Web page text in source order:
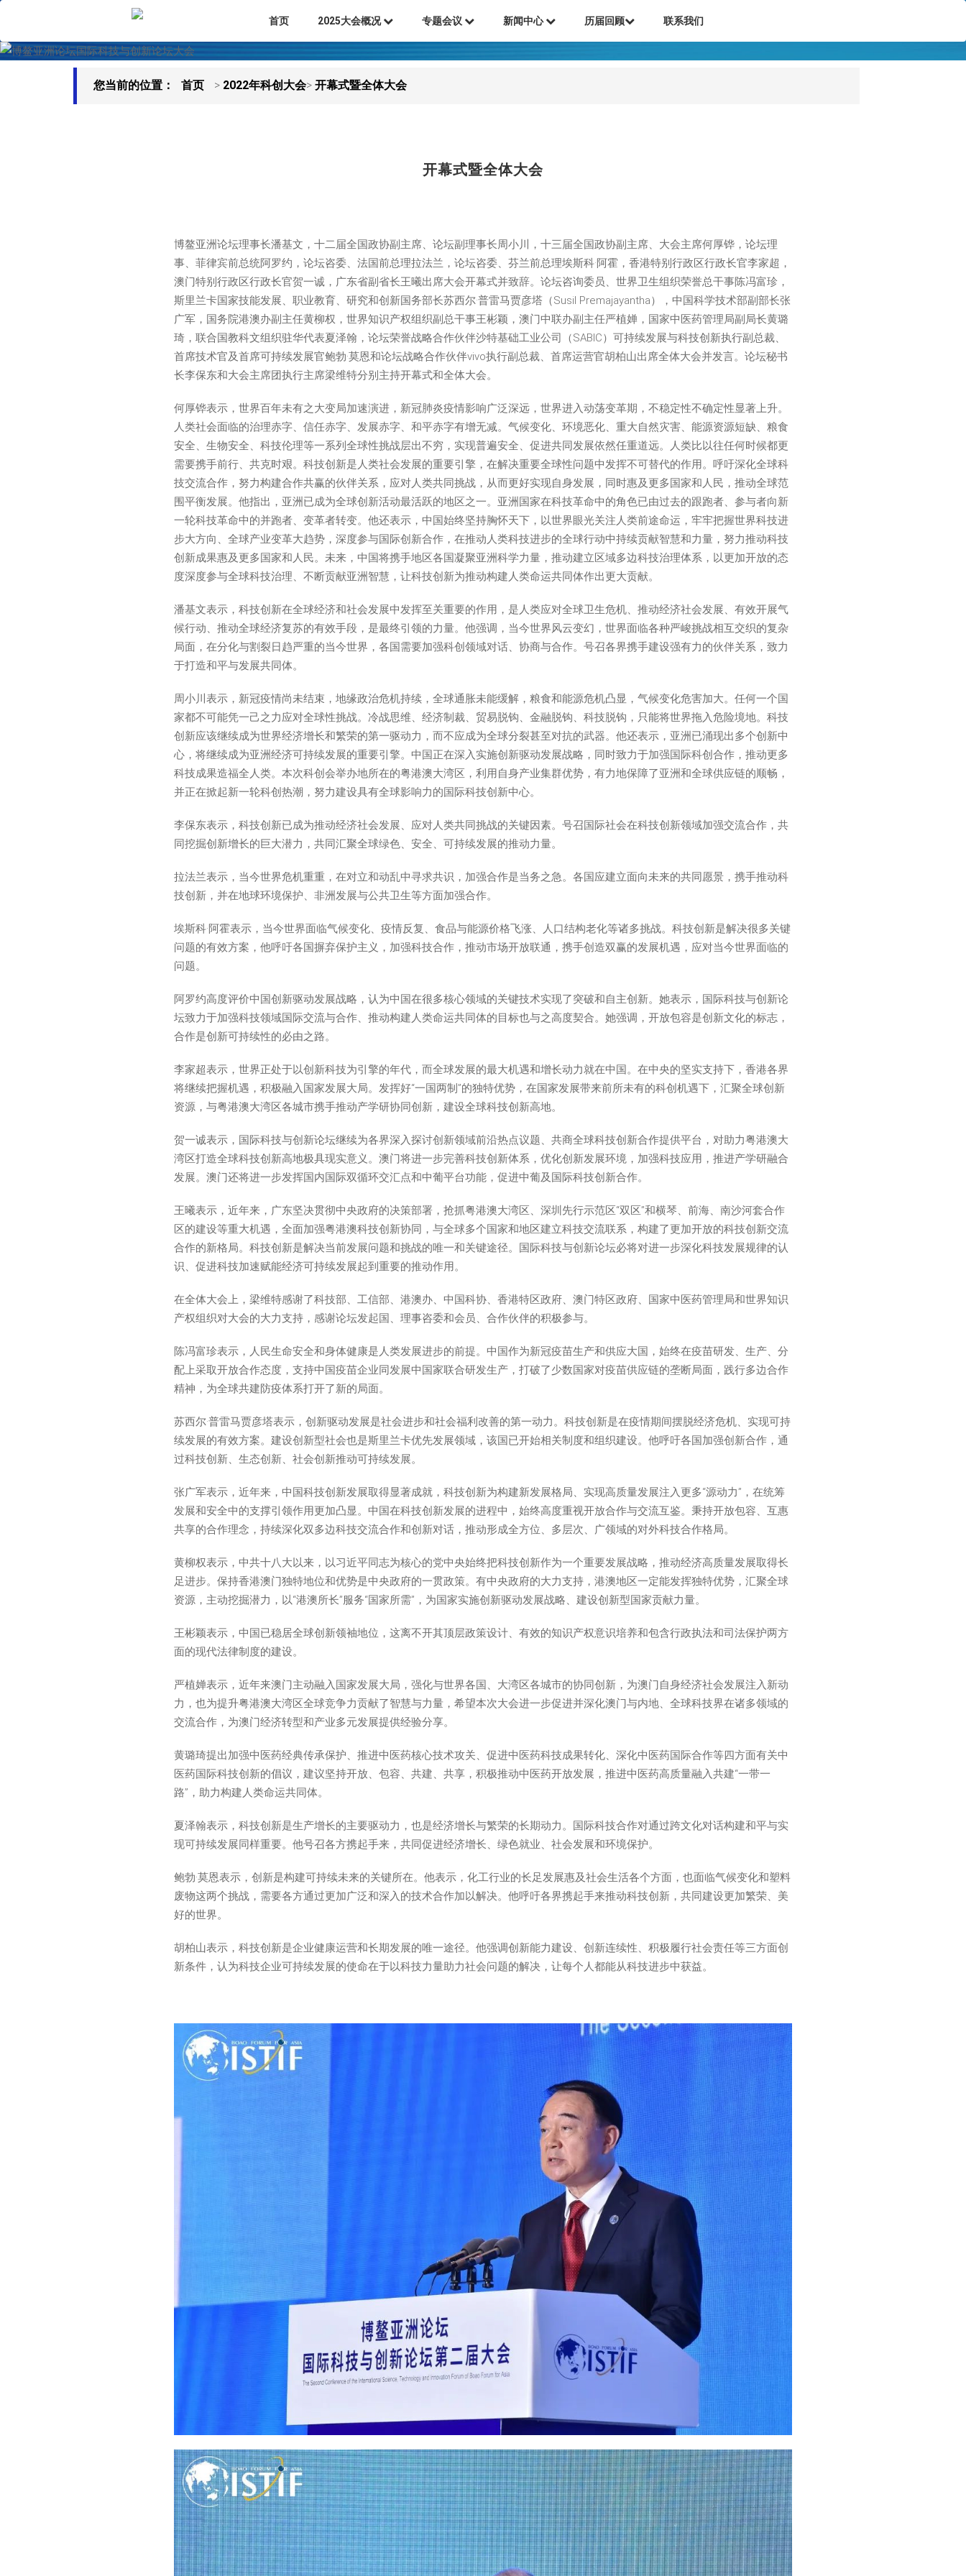
首页 2025大会概况 专题会议 新闻中心 历届回顾 联系我们
您当前的位置： 首页 > 2022年科创大会> 开幕式暨全体大会
开幕式暨全体大会
博鳌亚洲论坛理事长潘基文，十二届全国政协副主席、论坛副理事长周小川，十三届全国政协副主席、大会主席何厚铧，论坛理
事、菲律宾前总统阿罗约，论坛咨委、法国前总理拉法兰，论坛咨委、芬兰前总理埃斯科·阿霍，香港特别行政区行政长官李家超，
澳门特别行政区行政长官贺一诚，广东省副省长王曦出席大会开幕式并致辞。论坛咨询委员、世界卫生组织荣誉总干事陈冯富珍，
斯里兰卡国家技能发展、职业教育、研究和创新国务部长苏西尔·普雷马贾彦塔（Susil Premajayantha），中国科学技术部副部长张
广军，国务院港澳办副主任黄柳权，世界知识产权组织副总干事王彬颖，澳门中联办副主任严植婵，国家中医药管理局副局长黄璐
琦，联合国教科文组织驻华代表夏泽翰，论坛荣誉战略合作伙伴沙特基础工业公司（SABIC）可持续发展与科技创新执行副总裁、
首席技术官及首席可持续发展官鲍勃·莫恩和论坛战略合作伙伴vivo执行副总裁、首席运营官胡柏山出席全体大会并发言。论坛秘书
长李保东和大会主席团执行主席梁维特分别主持开幕式和全体大会。
何厚铧表示，世界百年未有之大变局加速演进，新冠肺炎疫情影响广泛深远，世界进入动荡变革期，不稳定性不确定性显著上升。
人类社会面临的治理赤字、信任赤字、发展赤字、和平赤字有增无减。气候变化、环境恶化、重大自然灾害、能源资源短缺、粮食
安全、生物安全、科技伦理等一系列全球性挑战层出不穷，实现普遍安全、促进共同发展依然任重道远。人类比以往任何时候都更
需要携手前行、共克时艰。科技创新是人类社会发展的重要引擎，在解决重要全球性问题中发挥不可替代的作用。呼吁深化全球科
技交流合作，努力构建合作共赢的伙伴关系，应对人类共同挑战，从而更好实现自身发展，同时惠及更多国家和人民，推动全球范
围平衡发展。他指出，亚洲已成为全球创新活动最活跃的地区之一。亚洲国家在科技革命中的角色已由过去的跟跑者、参与者向新
一轮科技革命中的并跑者、变革者转变。他还表示，中国始终坚持胸怀天下，以世界眼光关注人类前途命运，牢牢把握世界科技进
步大方向、全球产业变革大趋势，深度参与国际创新合作，在推动人类科技进步的全球行动中持续贡献智慧和力量，努力推动科技
创新成果惠及更多国家和人民。未来，中国将携手地区各国凝聚亚洲科学力量，推动建立区域多边科技治理体系，以更加开放的态
度深度参与全球科技治理、不断贡献亚洲智慧，让科技创新为推动构建人类命运共同体作出更大贡献。
潘基文表示，科技创新在全球经济和社会发展中发挥至关重要的作用，是人类应对全球卫生危机、推动经济社会发展、有效开展气
候行动、推动全球经济复苏的有效手段，是最终引领的力量。他强调，当今世界风云变幻，世界面临各种严峻挑战相互交织的复杂
局面，在分化与割裂日趋严重的当今世界，各国需要加强科创领域对话、协商与合作。号召各界携手建设强有力的伙伴关系，致力
于打造和平与发展共同体。
周小川表示，新冠疫情尚未结束，地缘政治危机持续，全球通胀未能缓解，粮食和能源危机凸显，气候变化危害加大。任何一个国
家都不可能凭一己之力应对全球性挑战。冷战思维、经济制裁、贸易脱钩、金融脱钩、科技脱钩，只能将世界拖入危险境地。科技
创新应该继续成为世界经济增长和繁荣的第一驱动力，而不应成为全球分裂甚至对抗的武器。他还表示，亚洲已涌现出多个创新中
心，将继续成为亚洲经济可持续发展的重要引擎。中国正在深入实施创新驱动发展战略，同时致力于加强国际科创合作，推动更多
科技成果造福全人类。本次科创会举办地所在的粤港澳大湾区，利用自身产业集群优势，有力地保障了亚洲和全球供应链的顺畅，
并正在掀起新一轮科创热潮，努力建设具有全球影响力的国际科技创新中心。
李保东表示，科技创新已成为推动经济社会发展、应对人类共同挑战的关键因素。号召国际社会在科技创新领域加强交流合作，共
同挖掘创新增长的巨大潜力，共同汇聚全球绿色、安全、可持续发展的推动力量。
拉法兰表示，当今世界危机重重，在对立和动乱中寻求共识，加强合作是当务之急。各国应建立面向未来的共同愿景，携手推动科
技创新，并在地球环境保护、非洲发展与公共卫生等方面加强合作。
埃斯科·阿霍表示，当今世界面临气候变化、疫情反复、食品与能源价格飞涨、人口结构老化等诸多挑战。科技创新是解决很多关键
问题的有效方案，他呼吁各国摒弃保护主义，加强科技合作，推动市场开放联通，携手创造双赢的发展机遇，应对当今世界面临的
问题。
阿罗约高度评价中国创新驱动发展战略，认为中国在很多核心领域的关键技术实现了突破和自主创新。她表示，国际科技与创新论
坛致力于加强科技领域国际交流与合作、推动构建人类命运共同体的目标也与之高度契合。她强调，开放包容是创新文化的标志，
合作是创新可持续性的必由之路。
李家超表示，世界正处于以创新科技为引擎的年代，而全球发展的最大机遇和增长动力就在中国。在中央的坚实支持下，香港各界
将继续把握机遇，积极融入国家发展大局。发挥好“一国两制”的独特优势，在国家发展带来前所未有的科创机遇下，汇聚全球创新
资源，与粤港澳大湾区各城市携手推动产学研协同创新，建设全球科技创新高地。
贺一诚表示，国际科技与创新论坛继续为各界深入探讨创新领域前沿热点议题、共商全球科技创新合作提供平台，对助力粤港澳大
湾区打造全球科技创新高地极具现实意义。澳门将进一步完善科技创新体系，优化创新发展环境，加强科技应用，推进产学研融合
发展。澳门还将进一步发挥国内国际双循环交汇点和中葡平台功能，促进中葡及国际科技创新合作。
王曦表示，近年来，广东坚决贯彻中央政府的决策部署，抢抓粤港澳大湾区、深圳先行示范区“双区”和横琴、前海、南沙河套合作
区的建设等重大机遇，全面加强粤港澳科技创新协同，与全球多个国家和地区建立科技交流联系，构建了更加开放的科技创新交流
合作的新格局。科技创新是解决当前发展问题和挑战的唯一和关键途径。国际科技与创新论坛必将对进一步深化科技发展规律的认
识、促进科技加速赋能经济可持续发展起到重要的推动作用。
在全体大会上，梁维特感谢了科技部、工信部、港澳办、中国科协、香港特区政府、澳门特区政府、国家中医药管理局和世界知识
产权组织对大会的大力支持，感谢论坛发起国、理事咨委和会员、合作伙伴的积极参与。
陈冯富珍表示，人民生命安全和身体健康是人类发展进步的前提。中国作为新冠疫苗生产和供应大国，始终在疫苗研发、生产、分
配上采取开放合作态度，支持中国疫苗企业同发展中国家联合研发生产，打破了少数国家对疫苗供应链的垄断局面，践行多边合作
精神，为全球共建防疫体系打开了新的局面。
苏西尔·普雷马贾彦塔表示，创新驱动发展是社会进步和社会福利改善的第一动力。科技创新是在疫情期间摆脱经济危机、实现可持
续发展的有效方案。建设创新型社会也是斯里兰卡优先发展领域，该国已开始相关制度和组织建设。他呼吁各国加强创新合作，通
过科技创新、生态创新、社会创新推动可持续发展。
张广军表示，近年来，中国科技创新发展取得显著成就，科技创新为构建新发展格局、实现高质量发展注入更多“源动力”，在统筹
发展和安全中的支撑引领作用更加凸显。中国在科技创新发展的进程中，始终高度重视开放合作与交流互鉴。秉持开放包容、互惠
共享的合作理念，持续深化双多边科技交流合作和创新对话，推动形成全方位、多层次、广领域的对外科技合作格局。
黄柳权表示，中共十八大以来，以习近平同志为核心的党中央始终把科技创新作为一个重要发展战略，推动经济高质量发展取得长
足进步。保持香港澳门独特地位和优势是中央政府的一贯政策。有中央政府的大力支持，港澳地区一定能发挥独特优势，汇聚全球
资源，主动挖掘潜力，以“港澳所长”服务“国家所需”，为国家实施创新驱动发展战略、建设创新型国家贡献力量。
王彬颖表示，中国已稳居全球创新领袖地位，这离不开其顶层政策设计、有效的知识产权意识培养和包含行政执法和司法保护两方
面的现代法律制度的建设。
严植婵表示，近年来澳门主动融入国家发展大局，强化与世界各国、大湾区各城市的协同创新，为澳门自身经济社会发展注入新动
力，也为提升粤港澳大湾区全球竞争力贡献了智慧与力量，希望本次大会进一步促进并深化澳门与内地、全球科技界在诸多领域的
交流合作，为澳门经济转型和产业多元发展提供经验分享。
黄璐琦提出加强中医药经典传承保护、推进中医药核心技术攻关、促进中医药科技成果转化、深化中医药国际合作等四方面有关中
医药国际科技创新的倡议，建议坚持开放、包容、共建、共享，积极推动中医药开放发展，推进中医药高质量融入共建“一带一
路”，助力构建人类命运共同体。
夏泽翰表示，科技创新是生产增长的主要驱动力，也是经济增长与繁荣的长期动力。国际科技合作对通过跨文化对话构建和平与实
现可持续发展同样重要。他号召各方携起手来，共同促进经济增长、绿色就业、社会发展和环境保护。
鲍勃·莫恩表示，创新是构建可持续未来的关键所在。他表示，化工行业的长足发展惠及社会生活各个方面，也面临气候变化和塑料
废物这两个挑战，需要各方通过更加广泛和深入的技术合作加以解决。他呼吁各界携起手来推动科技创新，共同建设更加繁荣、美
好的世界。
胡柏山表示，科技创新是企业健康运营和长期发展的唯一途径。他强调创新能力建设、创新连续性、积极履行社会责任等三方面创
新条件，认为科技企业可持续发展的使命在于以科技力量助力社会问题的解决，让每个人都能从科技进步中获益。